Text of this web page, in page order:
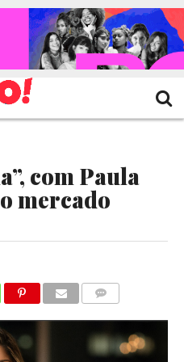
com Paula
mercado